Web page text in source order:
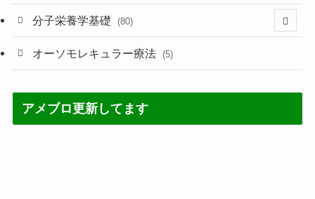
(21)
(3)
(60)
分子栄養学基礎 (80)
(60)
(7)
オーソモレキュラー療法 (5)
アメブロ更新してます